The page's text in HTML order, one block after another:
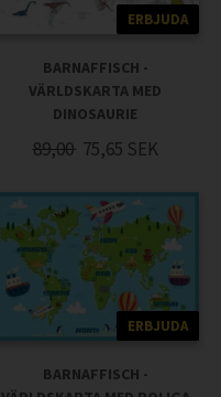
ERBJUDA
BARNAFFISCH -
VÄRLDSKARTA MED
DINOSAURIE
89,00 75,65 SEK
ERBJUDA
BARNAFFISCH -